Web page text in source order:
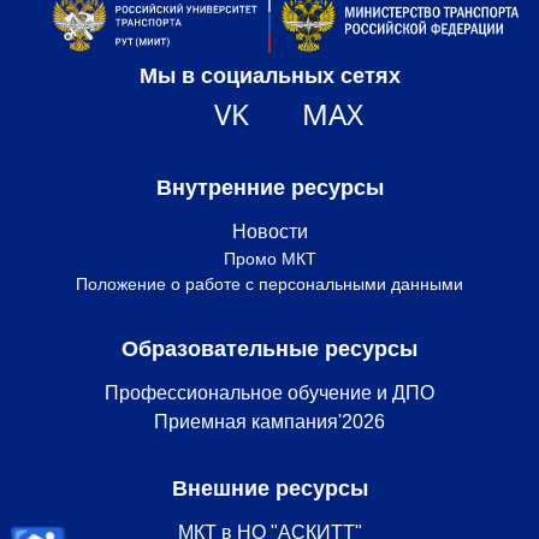
Мы в социальных сетях
VK MAX
Внутренние ресурсы
Новости
Промо МКТ
Положение о работе с персональными данными
Образовательные ресурсы
Профессиональное обучение и ДПО
Приемная кампания'2026
Внешние ресурсы
МКТ в НО "АСКИТТ"